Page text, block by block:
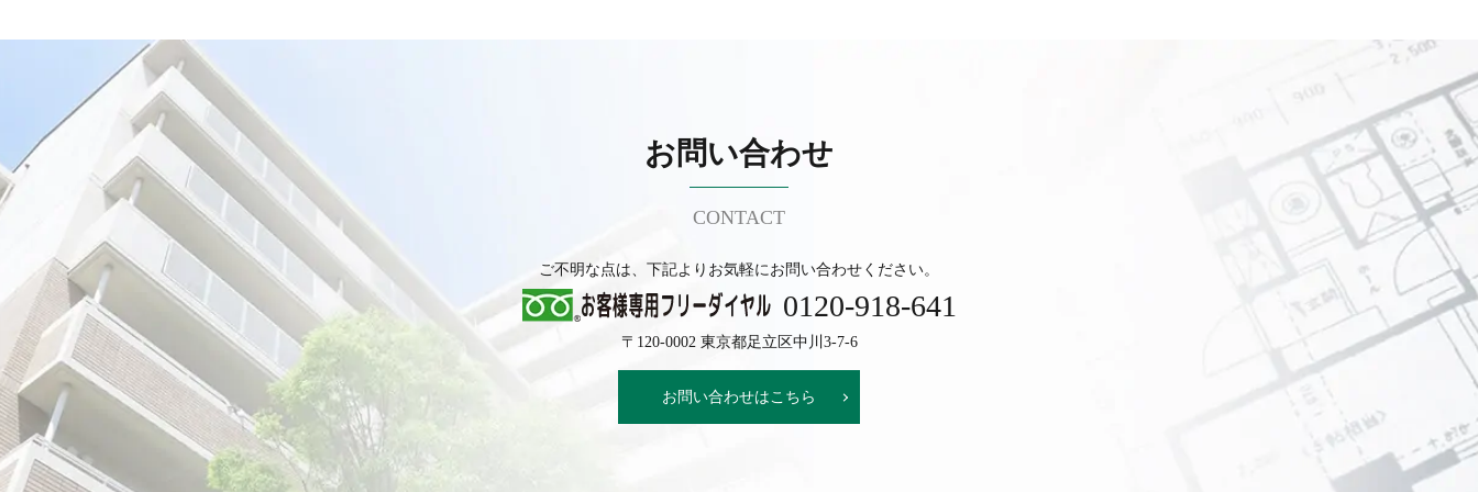
お問い合わせ
CONTACT
ご不明な点は、下記よりお気軽にお問い合わせください。
0120-918-641
〒120-0002 東京都足立区中川3-7-6
お問い合わせはこちら